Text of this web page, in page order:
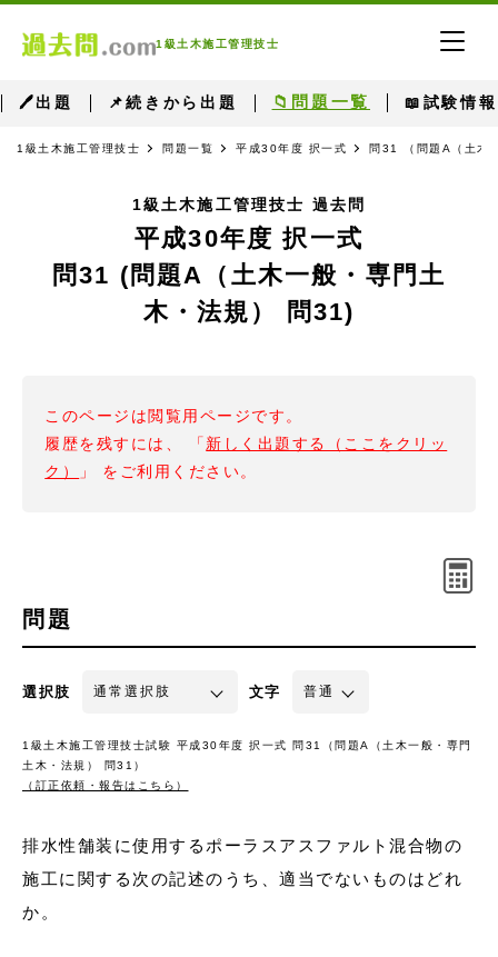
1級土木施工管理技士
🖊出題 📌続きから出題 📁問題一覧 📖試験情報
1級土木施工管理技士 問題一覧 平成30年度 択一式 問31 （問題A（土木
1級土木施工管理技士 過去問
平成30年度 択一式
問31 (問題A（土木一般・専門土
木・法規） 問31)
このページは閲覧用ページです。
履歴を残すには、 「 新しく出題する（ここをクリッ
ク）
」 をご利用ください。
問題
選択肢 文字
1級土木施工管理技士試験 平成30年度 択一式 問31（問題A（土木一般・専門
土木・法規） 問31）
（訂正依頼・報告はこちら）
排水性舗装に使用するポーラスアスファルト混合物の
施工に関する次の記述のうち、適当でないものはどれ
か。